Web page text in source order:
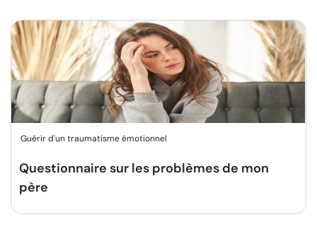
Guérir d'un traumatisme émotionnel
Questionnaire sur les problèmes de mon
père